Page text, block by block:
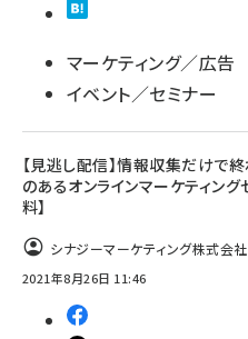
マーケティング／広告
イベント／セミナー
【見逃し配信】情報収集だけで終
のあるオンラインマーケティング
料】
シナジーマーケティング株式会社
2021年8月26日 11:46